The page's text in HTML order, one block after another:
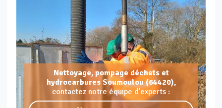
Nettoyage, pompage déchets et
hydrocarbures Soumoulou (64420),
contactez notre équipe d'experts :